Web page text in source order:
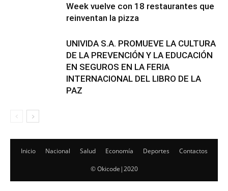
Week vuelve con 18 restaurantes que
reinventan la pizza
UNIVIDA S.A. PROMUEVE LA CULTURA
DE LA PREVENCIÓN Y LA EDUCACIÓN
EN SEGUROS EN LA FERIA
INTERNACIONAL DEL LIBRO DE LA
PAZ
Inicio Nacional Salud Economía Deportes Contactos
© Okicode|2020